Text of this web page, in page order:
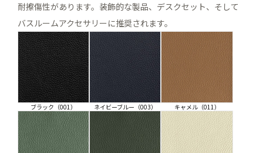
耐擦傷性があります。装飾的な製品、デスクセット、そして
バスルームアクセサリーに推奨されます。
ブラック（001） ネイビーブルー（003） キャメル（011）